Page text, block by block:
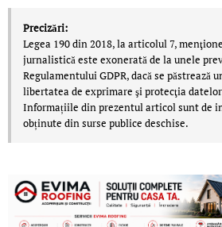
Precizări:
Legea 190 din 2018, la articolul 7,
jurnalistică este exonerată de la unele
Regulamentului GDPR, dacă se păstrează
libertatea de exprimare şi protecţia
Informațiile din prezentul articol sunt de
obținute din surse publice deschise.